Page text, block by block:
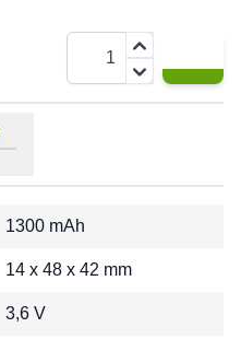
1300 mAh
14 x 48 x 42 mm
3,6 V